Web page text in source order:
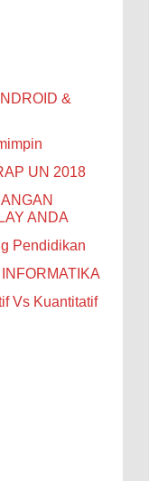
&
UN 2018
ANDA
Pendidikan
Vs Kuantitatif